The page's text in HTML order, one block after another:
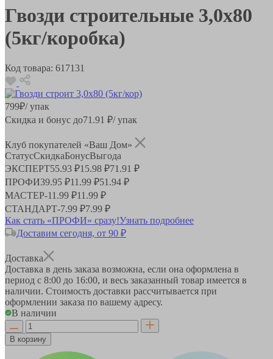
Гвозди строительные 3,0х80
(5кг/коробка)
Код товара: 617131
799₽/ упак
Скидка и бонус до71.91 ₽/ упак
Клуб покупателей «Ваш Дом»
СтатусСкидкаБонусВыгода
ЭКСПЕРТ55.93 ₽15.98 ₽71.91 ₽
ПРОФИ39.95 ₽11.99 ₽51.94 ₽
МАСТЕР-11.99 ₽11.99 ₽
СТАНДАРТ-7.99 ₽7.99 ₽
Как стать «ПРОФИ» сразу!Узнать подробнее
Доставим сегодня, от 90 ₽
Доставка
Доставка в день заказа возможна, если она оформлена в
период с 8:00 до 16:00, и весь заказанный товар имеется в
наличии. Стоимость доставки рассчитывается при
оформлении заказа по вашему адресу.
В наличии
В корзину